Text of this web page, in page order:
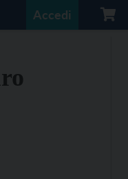
Accedi